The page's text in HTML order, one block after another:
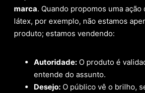
marca. Quando propomos uma
látex, por exemplo, não estamos
produto; estamos vendendo:
Autoridade: O produto é
entende do assunto.
Desejo: O público vê o brilho,